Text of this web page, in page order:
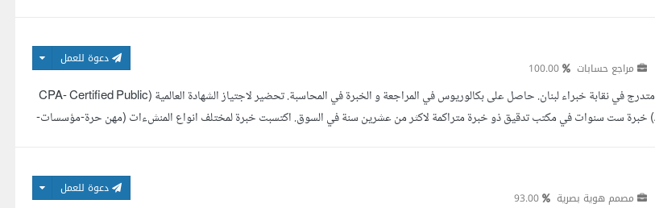
مراجع حسابات 100.00
دعوة للعمل
خبير محاسبة متدرج في نقابة خبراء لبنان. حاصل على بكالوريوس في المراجعة و الخبرة في المحاسبة. تحضير لاجتياز الشهادة العالمية (CPA- Certified Public
Accountant) خبرة ست سنوات في مكتب تدقيق ذو خبرة متراكمة لاكثر من عشرين سنة في السوق. اكتسبت خبرة لمختلف انواع المنشءات (مهن حرة-مؤسسات-
مصمم هوية بصرية 93.00
دعوة للعمل